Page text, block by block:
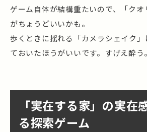
ゲーム自体が結構重たいので、「ク
がちょうどいいかも。
歩くときに揺れる「カメラシェイク
ておいたほうがいいです。すげえ酔う。
「実在する家」の実在
る探索ゲーム